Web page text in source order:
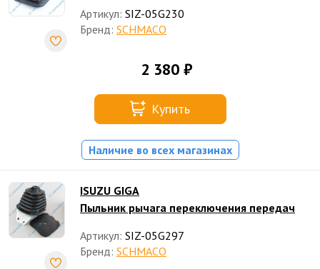
Артикул: SIZ-05G230
Бренд: SCHMACO
2 380 ₽
Купить
Наличие во всех магазинах
ISUZU GIGA
Пыльник рычага переключения передач
Артикул: SIZ-05G297
Бренд: SCHMACO